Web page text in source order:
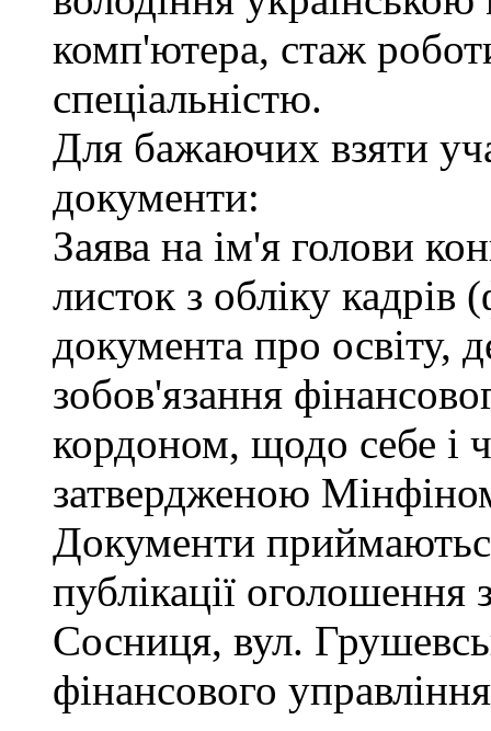
комп'ютера, стаж
спеціальністю.
Для бажаючих взяти
документи:
Заява на ім'я голови
листок з обліку
документа про освіту,
зобов'язання
кордоном, щодо себе і
затвердженою
Документи
публікації
Сосниця, вул.
фінансового